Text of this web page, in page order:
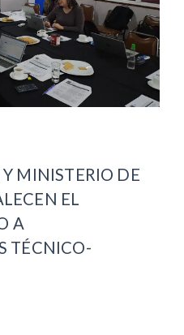
MINISTERIO DE
EL
A
TÉCNICO-